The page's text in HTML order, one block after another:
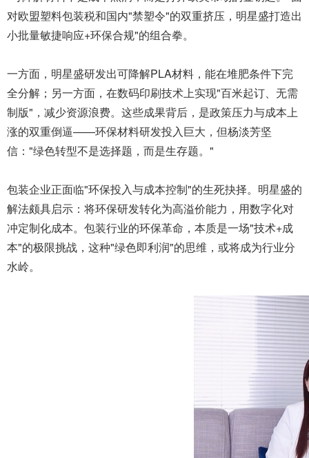
对欧盟塑料包装税和国内"禁塑令"的双重挤压，明星盛打造出
小批量敏捷响应+环保合规"的组合拳。
一方面，明星盛研发出可降解PLA材料，能在堆肥条件下完
全分解；另一方面，在数码印刷技术上实现"百米起订、无需
制版"，减少资源浪费。这些成果背后，是政策压力与成本上
涨的双重倒逼——环保材料研发投入巨大，但杨淡芳坚
信："绿色转型不是选择题，而是生存题。"
包装企业正面临"环保投入与成本控制"的生死抉择。明星盛的
解法颇具启示：将环保研发转化为高溢价能力，用数字化对
冲定制化成本。包装行业的环保革命，本质是一场"技术+成
本"的极限挑战，这种"绿色即利润"的思维，或将成为行业分
水岭。